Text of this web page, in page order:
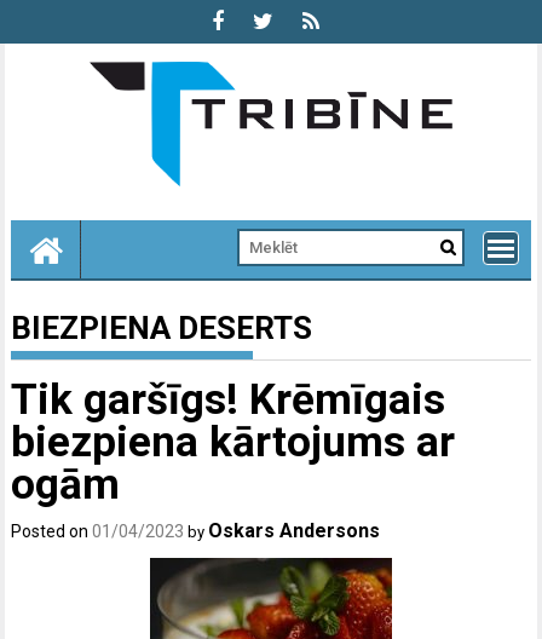
BIEZPIENA DESERTS
Tik garšīgs! Krēmīgais
biezpiena kārtojums ar
ogām
Posted on01/04/2023 by Oskars Andersons